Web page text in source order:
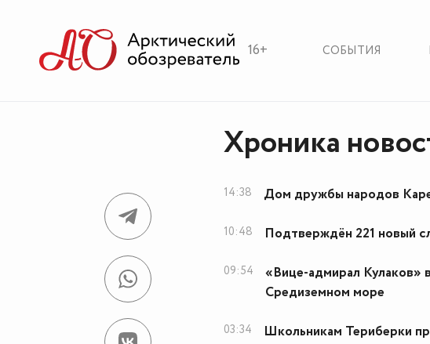
16+ СОБЫТИЯ
Хроника
14:38 Дом дружбы народов
10:48 Подтверждён 221 новый
09:54
«Вице-адмирал Кулаков»
Средиземном море
03:34 Школьникам Териберки